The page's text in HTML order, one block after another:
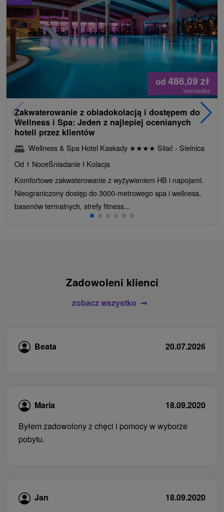
od 486,09 zł
/noc/osoba
Zakwaterowanie z obiadokolacją i dostępem do
Wellness i Spa: Jeden z najlepiej ocenianych
hoteli przez klientów
Wellness & Spa Hotel Kaskady ★★★★ Sliač - Sielnica
Od 1 NoceŚniadanie I Kolacja
Komfortowe zakwaterowanie z wyżywieniem HB i napojami.
Nieograniczony dostęp do 3000-metrowego spa i wellness,
basenów termalnych, strefy fitness...
Zadowoleni klienci
zobacz wszystko
Beata 20.07.2026
Maria
18.09.2020
Byłem zadowolony z chęci i pomocy w wyborze
pobytu.
Jan
18.09.2020